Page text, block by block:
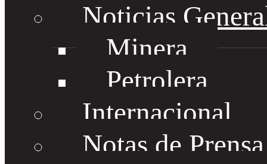
Noticias
Minera
Petrolera
Internacional
Notas de